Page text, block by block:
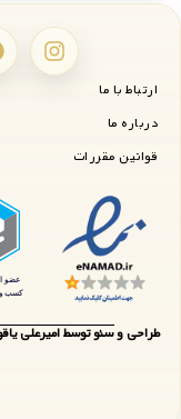
ارتباط با ما
درباره ما
قوانین مقررات
طراحی و سئو توسط امیرعلی